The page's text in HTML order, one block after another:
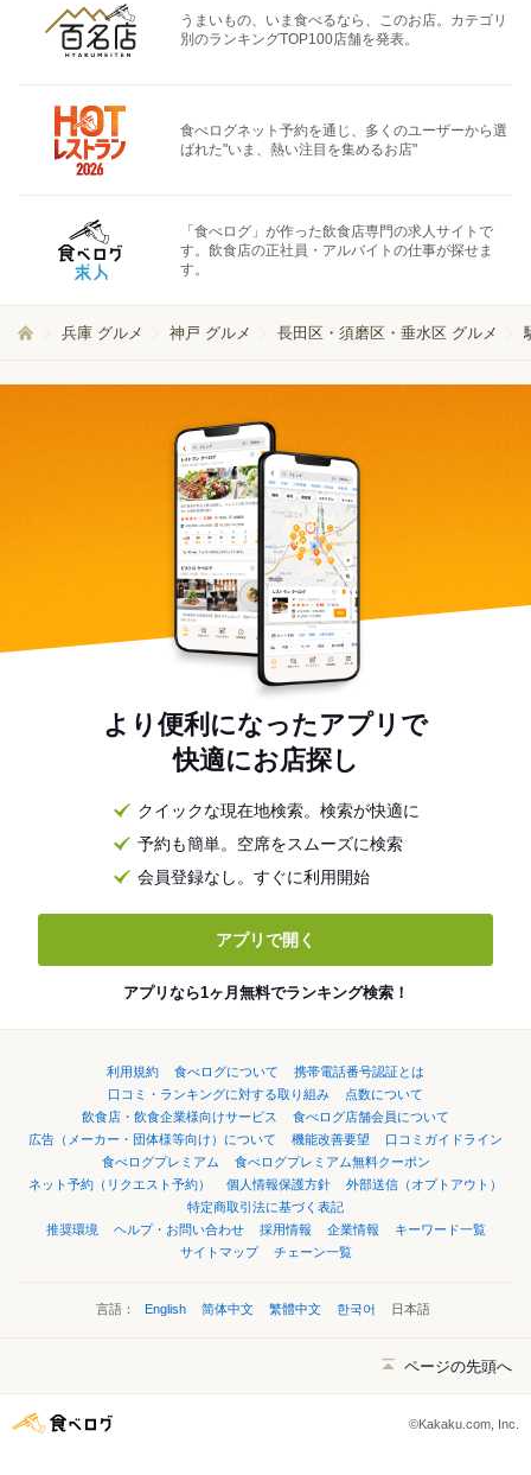
うまいもの、いま食べるなら、このお店。カテゴリ
別のランキングTOP100店舗を発表。
食べログネット予約を通じ、多くのユーザーから選
ばれた"いま、熱い注目を集めるお店"
「食べログ」が作った飲食店専門の求人サイトで
す。飲食店の正社員・アルバイトの仕事が探せま
す。
兵庫 グルメ 神戸 グルメ 長田区・須磨区・垂水区 グルメ
より便利になったアプリで
快適にお店探し
クイックな現在地検索。検索が快適に
予約も簡単。空席をスムーズに検索
会員登録なし。すぐに利用開始
アプリで開く
アプリなら1ヶ月無料でランキング検索！
利用規約 食べログについて
携帯電話番号認証とは
口コミ・ランキングに対する取り組み
点数について
飲食店・飲食企業様向けサービス
食べログ店舗会員について
広告（メーカー・団体様等向け）について
機能改善要望
口コミガイドライン
食べログプレミアム
食べログプレミアム無料クーポン
ネット予約（リクエスト予約）
個人情報保護方針
外部送信（オプトアウト）
特定商取引法に基づく表記
推奨環境
ヘルプ・お問い合わせ 採用情報 企業情報
キーワード一覧
サイトマップ
チェーン一覧
言語： English 简体中文 繁體中文 한국어 日本語
ページの先頭へ
©Kakaku.com, Inc.